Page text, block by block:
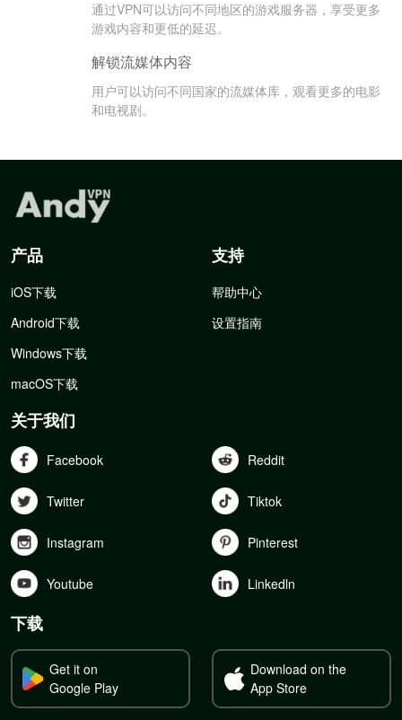
通过VPN可以访问不同地区的游戏服务器，享受更多
游戏内容和更低的延迟。
解锁流媒体内容
用户可以访问不同国家的流媒体库，观看更多的电影
和电视剧。
产品
iOS下载
Android下载
Windows下载
macOS下载
支持
帮助中心
设置指南
关于我们
Facebook Reddit
Twitter Tiktok
Instagram Pinterest
Youtube Linkedln
下载
Get it on
Google Play
Download on the
App Store